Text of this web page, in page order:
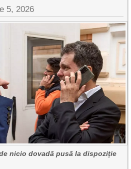
5, 2026
nicio dovadă pusă la dispoziție